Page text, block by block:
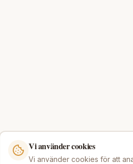
Vi använder cookies
Vi använder cookies för att